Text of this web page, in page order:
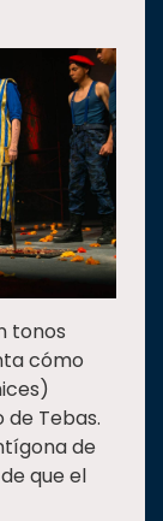
tonos
cómo
Tebas.
de
que el